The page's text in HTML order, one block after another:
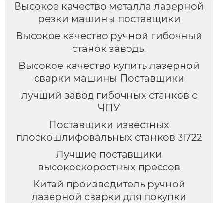
Высокое качество металла лазерной
резки машины поставщики
Высокое качество ручной гибочный
станок заводы
Высокое качество купить лазерной
сварки машины Поставщики
лучший завод гибочных станков с
ЧПУ
Поставщики известных
плоскошлифовальных станков 3l722
Лучшие поставщики
высокоскоростных прессов
Китай производитель ручной
лазерной сварки для покупки